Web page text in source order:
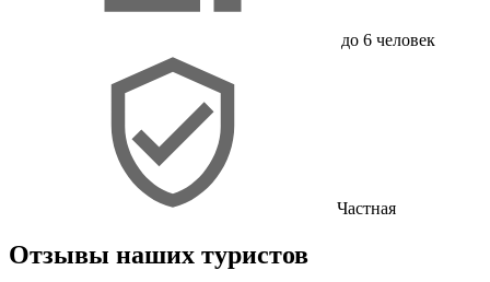
до 6 человек
Частная
Отзывы наших туристов